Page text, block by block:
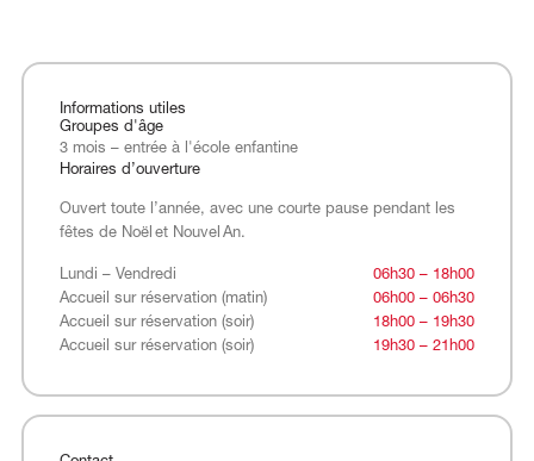
Informations utiles
Groupes d'âge
3 mois – entrée à l'école enfantine
Horaires d’ouverture
Ouvert toute l’année, avec une courte pause pendant les
fêtes de Noël et Nouvel An.
Lundi – Vendredi
Lundi – Vendredi 06h30 – 18h00
Accueil sur réservation (matin)
Accueil sur réservation (matin)
06h00 – 06h30
Accueil sur réservation (soir)
Accueil sur réservation (soir) 18h00 – 19h30
Accueil sur réservation (soir)
Accueil sur réservation (soir) 19h30 – 21h00